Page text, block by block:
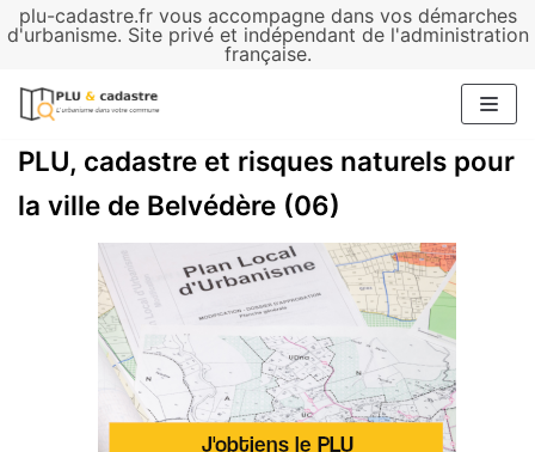
plu-cadastre.fr vous accompagne dans vos démarches
d'urbanisme. Site privé et indépendant de l'administration
française.
Aller
contenu
PLU, cadastre et risques naturels pour
la ville de Belvédère (06)